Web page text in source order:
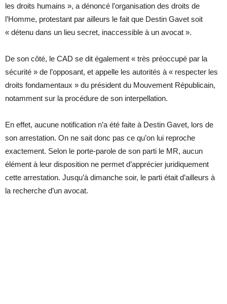
les droits humains », a dénoncé l’organisation des droits de
l’Homme, protestant par ailleurs le fait que Destin Gavet soit
« détenu dans un lieu secret, inaccessible à un avocat ».
De son côté, le CAD se dit également « très préoccupé par la
sécurité » de l’opposant, et appelle les autorités à « respecter les
droits fondamentaux » du président du Mouvement Républicain,
notamment sur la procédure de son interpellation.
En effet, aucune notification n’a été faite à Destin Gavet, lors de
son arrestation. On ne sait donc pas ce qu’on lui reproche
exactement. Selon le porte-parole de son parti le MR, aucun
élément à leur disposition ne permet d’apprécier juridiquement
cette arrestation. Jusqu’à dimanche soir, le parti était d’ailleurs à
la recherche d’un avocat.